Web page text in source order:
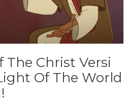
The Christ Versi
Of The World